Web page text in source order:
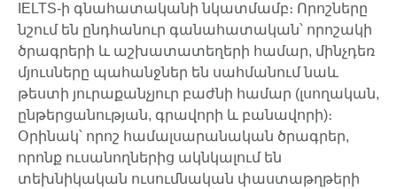
IELTS-ի գնահատականի նկատմամբ։ Որոշները
նշում են ընդհանուր գանահատական՝ որոշակի
ծրագրերի և աշխատատեղերի համար, մինչդեռ
մյուսները պահանջներ են սահմանում նաև
թեստի յուրաքանչյուր բաժնի համար (լսողական,
ընթերցանության, գրավորի և բանավորի)։
Օրինակ՝ որոշ համալսարանական ծրագրեր,
որոնք ուսանողներից ակնկալում են
տեխնիկական ուսումնական փաստաթղթերի